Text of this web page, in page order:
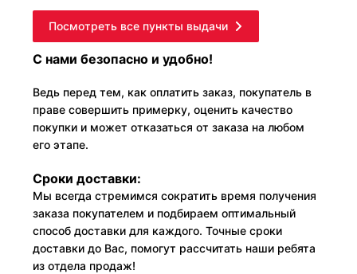
Посмотреть все пункты выдачи
С нами безопасно и удобно!
Ведь перед тем, как оплатить заказ, покупатель в
праве совершить примерку, оценить качество
покупки и может отказаться от заказа на любом
его этапе.
Сроки доставки:
Мы всегда стремимся сократить время получения
заказа покупателем и подбираем оптимальный
способ доставки для каждого. Точные сроки
доставки до Вас, помогут рассчитать наши ребята
из отдела продаж!